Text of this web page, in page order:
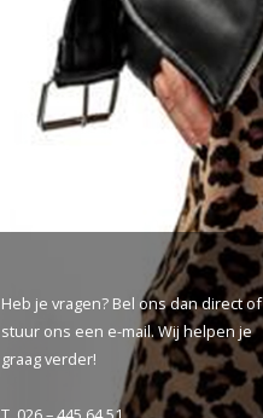
Heb je vragen? Bel ons dan direct of
stuur ons een e-mail. Wij helpen je
graag verder!